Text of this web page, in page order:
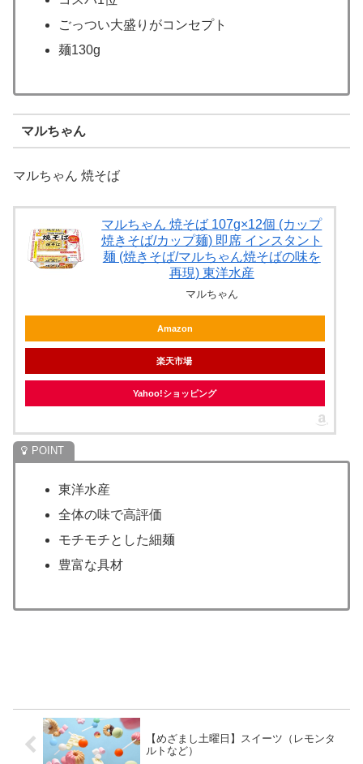
ごっつい大盛りがコンセプト
麺130g
マルちゃん
マルちゃん 焼そば
マルちゃん 焼そば 107g×12個 (カップ
焼きそば/カップ麺) 即席 インスタント
麺 (焼きそば/マルちゃん焼そばの味を
再現) 東洋水産
マルちゃん
Amazon
楽天市場
Yahoo!ショッピング
東洋水産
全体の味で高評価
モチモチとした細麺
豊富な具材
【めざまし土曜日】スイーツ（レモンタ
ルトなど）